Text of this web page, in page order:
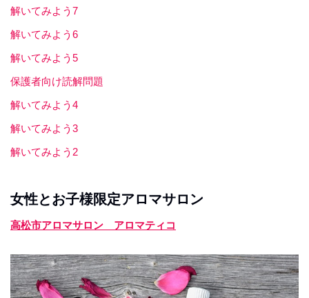
解いてみよう7
解いてみよう6
解いてみよう5
保護者向け読解問題
解いてみよう4
解いてみよう3
解いてみよう2
女性とお子様限定アロマサロン
高松市アロマサロン アロマティコ